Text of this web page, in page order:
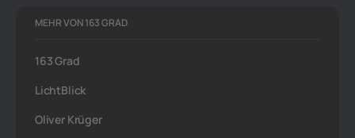
MEHR VON 163 GRAD
163 Grad
LichtBlick
Oliver Krüger